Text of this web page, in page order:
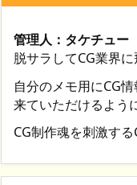
管理人：タケチュー
脱サラしてCG業界に
自分のメモ用にCG
来ていただけるように
CG制作魂を刺激する